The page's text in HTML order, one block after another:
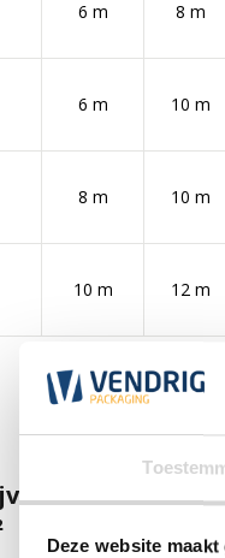
Deze website
6 m 8 m
6 m 10 m
8 m 10 m
10 m 12 m
Afdekzeil